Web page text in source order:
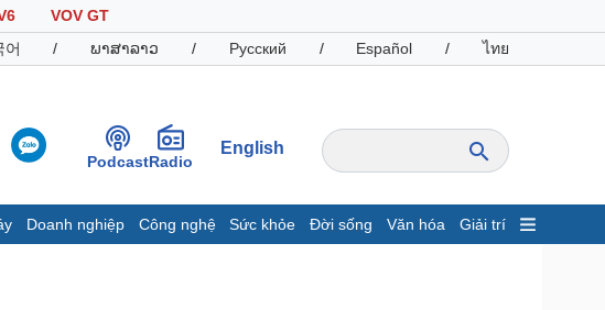
VOV GT
어 / ພາສາລາວ / Русский / Español / ไทย
PodcastRadio
English
Doanh nghiệp Công nghệ Sức khỏe Đời sống Văn hóa Giải trí